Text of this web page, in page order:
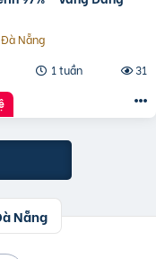
Nẵng
1 tuần
31
Nẵng